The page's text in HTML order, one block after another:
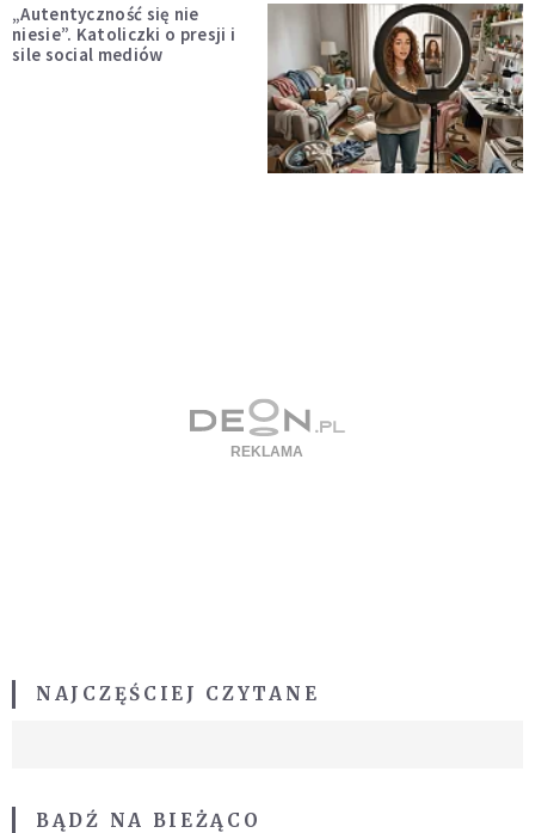
„Autentyczność się nie
niesie”. Katoliczki o presji i
sile social mediów
NAJCZĘŚCIEJ CZYTANE
BĄDŹ NA BIEŻĄCO